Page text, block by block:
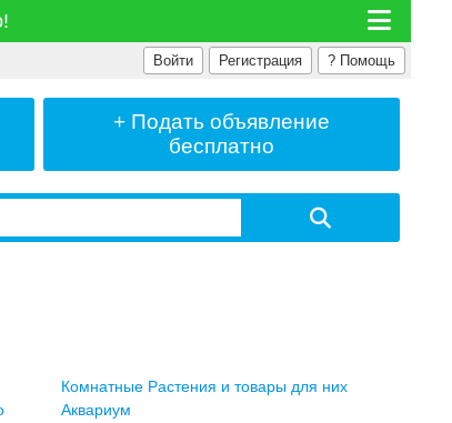
? Помощь
Регистрация
Войти
+ Подать объявление
бесплатно
Комнатные Растения и товары для них
Аквариум